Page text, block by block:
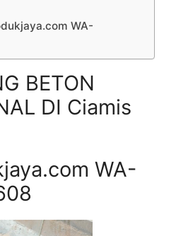
WA-
BETON
DI Ciamis
WA-